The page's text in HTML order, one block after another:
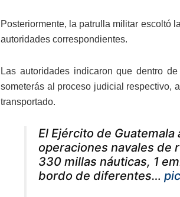
Posteriormente, la patrulla militar escoltó
autoridades correspondientes.
Las autoridades indicaron que dentro
someterás al proceso judicial respectivo,
transportado.
El Ejército de
operaciones navales de
330 millas náuticas, 1
bordo de diferentes…